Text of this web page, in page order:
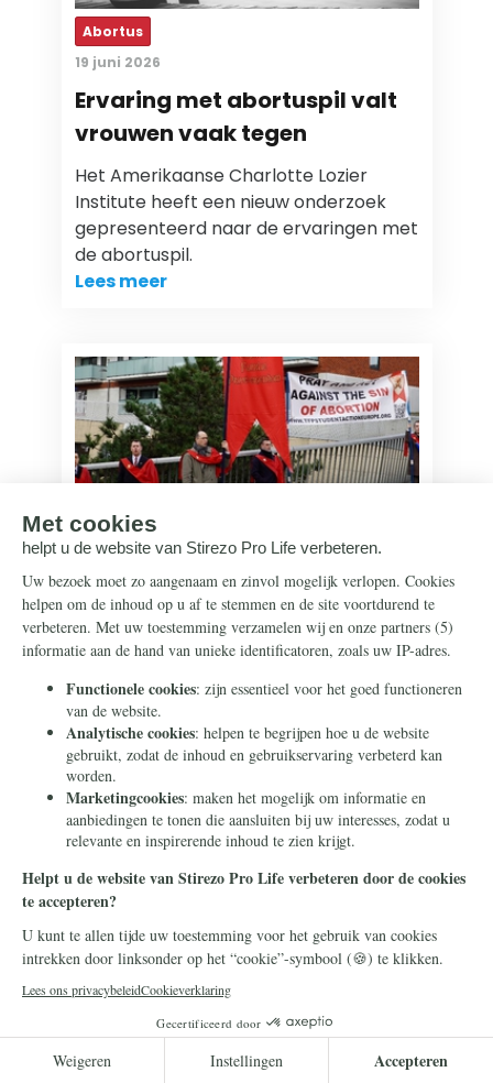
Abortus
19 juni 2026
Ervaring met abortuspil valt
vrouwen vaak tegen
Het Amerikaanse Charlotte Lozier
Institute heeft een nieuw onderzoek
gepresenteerd naar de ervaringen met
de abortuspil.
Lees meer
Pro Life
15 juni 2026
Valt de 'consensus' over
abortus in Europa uit elkaar?
Is abortus een 'afgedane' kwestie in
Europa? Op het eerste gezicht lijkt dat
zeker zo.
Lees meer